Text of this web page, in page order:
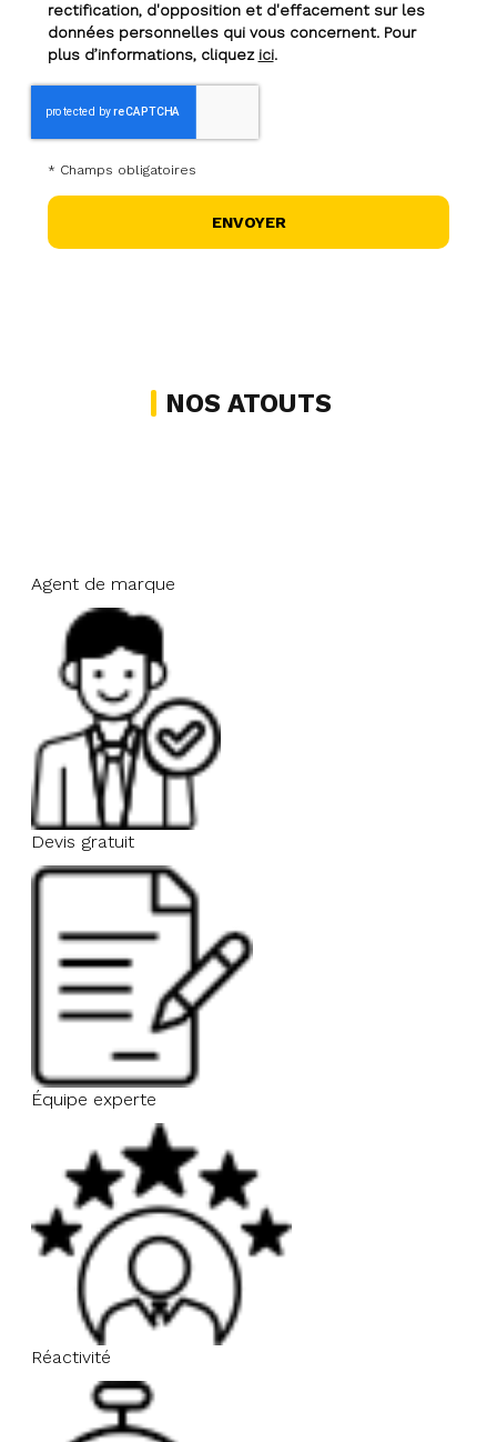
rectification, d'opposition et d'effacement sur les
données personnelles qui vous concernent. Pour
plus d’informations, cliquez ici.
* Champs obligatoires
NOS ATOUTS
Agent de marque
Devis gratuit
Équipe experte
Réactivité